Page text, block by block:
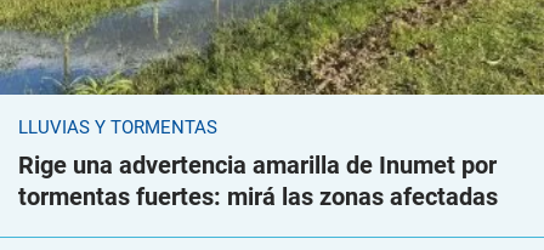
LLUVIAS Y TORMENTAS
Rige una advertencia amarilla de Inumet por
tormentas fuertes: mirá las zonas afectadas